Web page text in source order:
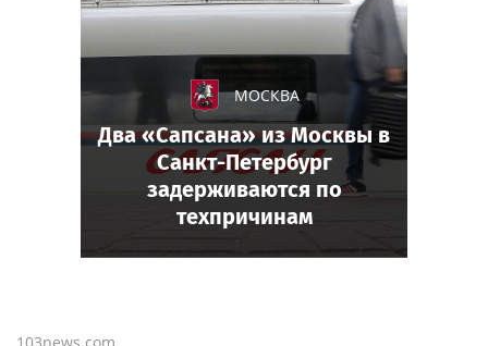
МОСКВА
Два «Сапсана» из Москвы в
Санкт-Петербург
задерживаются по
техпричинам